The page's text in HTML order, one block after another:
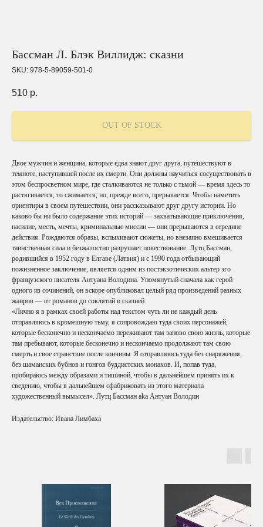
Бассман Л. Блэк Виллидж: сказни
SKU: 978-5-89059-501-0
510 р.
OUT OF STOCK
Двое мужчин и женщина, которые едва знают друг друга, путешествуют в
темноте, наступившей после их смерти. Они должны научиться сосуществовать в
этом беспросветном мире, где сталкиваются не только с тьмой — время здесь то
растягивается, то сжимается, но, прежде всего, прерывается. Чтобы наметить
ориентиры в своем путешествии, они рассказывают друг другу истории. Но
каково бы ни было содержание этих историй — захватывающие приключения,
насилие, месть, мечты, криминальные миссии — они прерываются в середине
действия. Рождаются образы, вспыхивают сюжеты, но внезапно вмешивается
таинственная сила и безжалостно разрушает повествование. Лутц Бассман,
родившийся в 1952 году в Елгаве (Латвия) и с 1990 года отбывающий
пожизненное заключение, является одним из постэкзотических альтер эго
французского писателя Антуана Володина. Упомянутый сначала как герой
одного из сочинений, он вскоре опубликовал целый ряд произведений разных
жанров — от романов до соклятий и сказней.
«Лично я в рамках своей работы над текстом чуть ли не каждый день
отправляюсь в кромешную тьму, я сопровождаю туда своих персонажей,
которые бесконечно и нескончаемо переживают там заново свою жизнь, которые
там пребывают, которые бесконечно и нескончаемо продолжают там свою
смерть и свое странствие после кончины. Я отправляюсь туда без снаряжения,
без шаманских бубнов и гонгов буддистских монахов. И, попав туда,
пробираюсь между образами и тишиной, чтобы в дальнейшем принять их к
сведению, чтобы в дальнейшем сфабриковать из этого материала
художественный вымысел». Лутц Бассман aka Антуан Володин
Издательство: Ивана Лимбаха